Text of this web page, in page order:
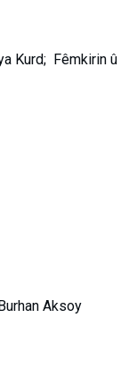
Kurd; Fêmkirin û
Aksoy